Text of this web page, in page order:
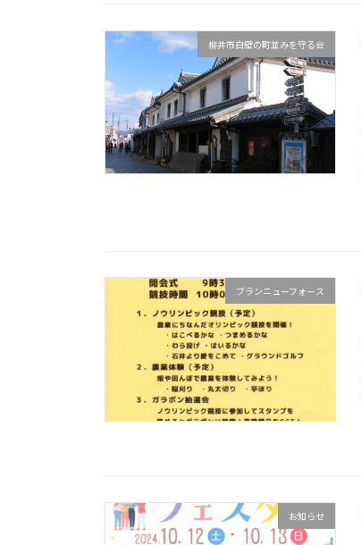
柳井市白壁の町並みを守る会
ブランニューフォース
お知らせ